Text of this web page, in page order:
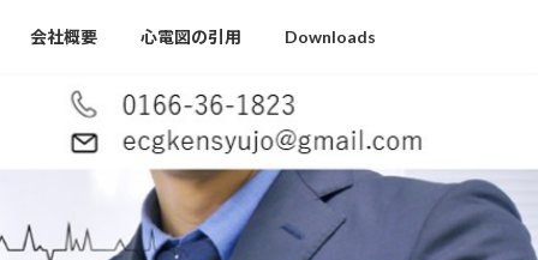
会社概要 心電図の引用 Downloads